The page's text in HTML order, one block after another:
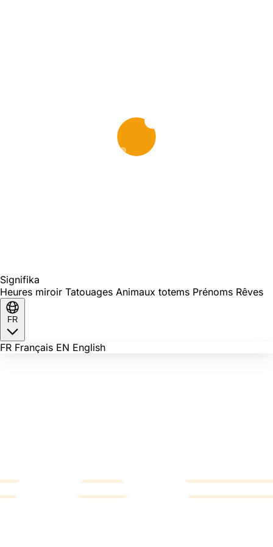
Signifika
Heures miroir Tatouages Animaux totems Prénoms Rêves
FR
FR Français EN English